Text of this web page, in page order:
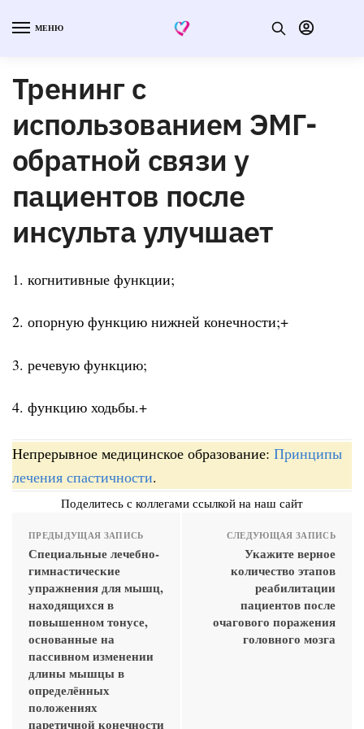
МЕНЮ
Тренинг с
использованием ЭМГ-
обратной связи у
пациентов после
инсульта улучшает
1. когнитивные функции;
2. опорную функцию нижней конечности;+
3. речевую функцию;
4. функцию ходьбы.+
Непрерывное медицинское образование: Принципы
лечения спастичности.
Поделитесь с коллегами ссылкой на наш сайт
ПРЕДЫДУЩАЯ ЗАПИСЬ
Специальные лечебно-
гимнастические
упражнения для мышц,
находящихся в
повышенном тонусе,
основанные на
пассивном изменении
длины мышцы в
определённых
положениях
паретичной конечности
СЛЕДУЮЩАЯ ЗАПИСЬ
Укажите верное
количество этапов
реабилитации
пациентов после
очагового поражения
головного мозга